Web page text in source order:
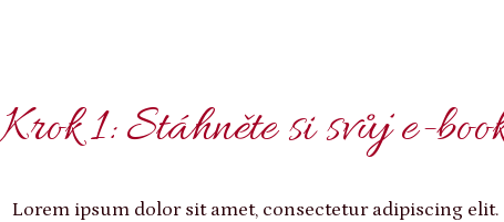
Krok 1: Stáhněte si svůj e-
Lorem ipsum dolor sit amet, consectetur adipiscing elit.